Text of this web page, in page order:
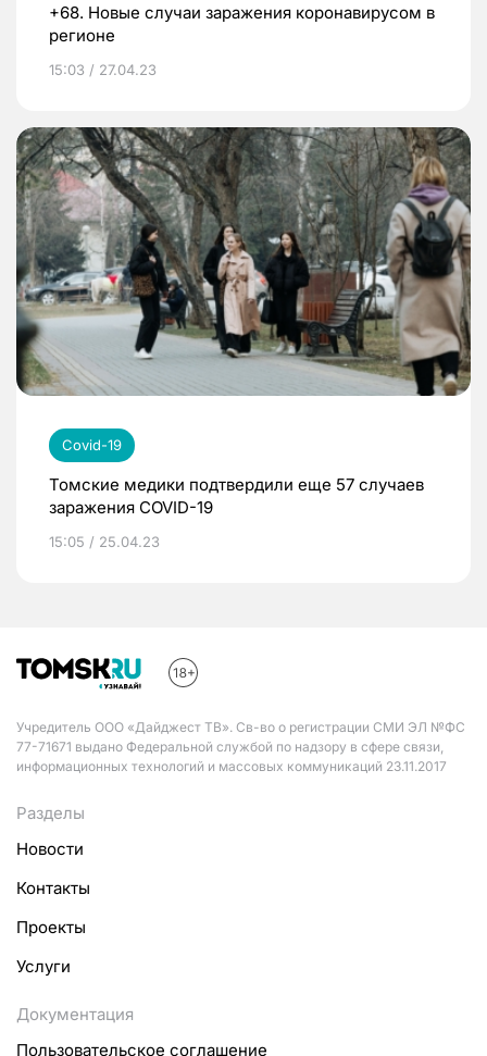
+68. Новые случаи заражения коронавирусом в
регионе
15:03 / 27.04.23
Covid-19
Томские медики подтвердили еще 57 случаев
заражения COVID-19
15:05 / 25.04.23
Учредитель ООО «Дайджест ТВ». Св-во о регистрации СМИ ЭЛ №ФС
77-71671 выдано Федеральной службой по надзору в сфере связи,
информационных технологий и массовых коммуникаций 23.11.2017
Разделы
Новости
Контакты
Проекты
Услуги
Документация
Пользовательское соглашение